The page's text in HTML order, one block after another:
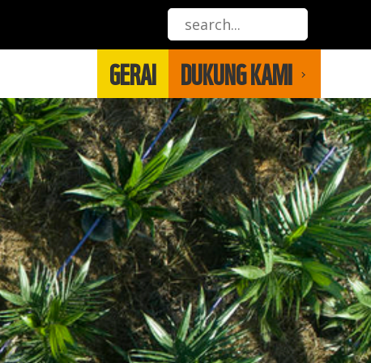
GERAI DUKUNG KAMI